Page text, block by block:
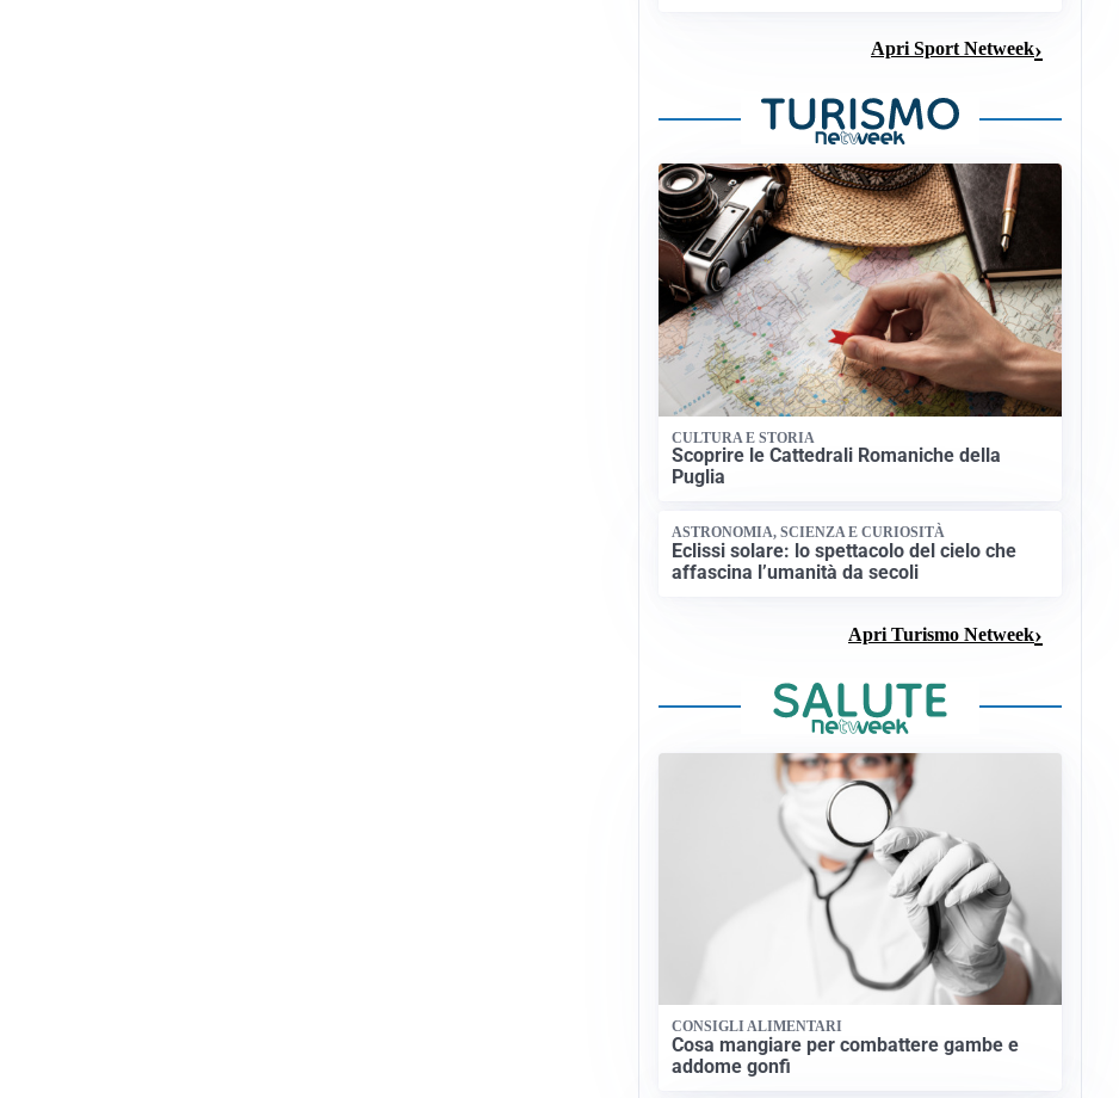
Apri Sport Netweek
CULTURA E STORIA
Scoprire le Cattedrali Romaniche della
Puglia
ASTRONOMIA, SCIENZA E CURIOSITÀ
Eclissi solare: lo spettacolo del cielo che
affascina l’umanità da secoli
Apri Turismo Netweek
CONSIGLI ALIMENTARI
Cosa mangiare per combattere gambe e
addome gonfi